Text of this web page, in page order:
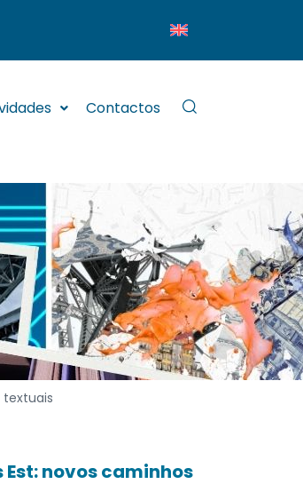
Contactos
textuais
novos caminhos